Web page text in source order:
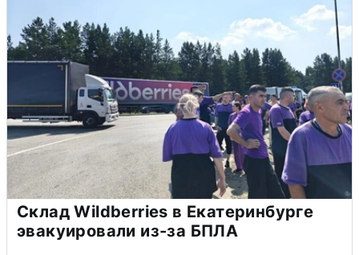
Склад Wildberries в Екатеринбурге
эвакуировали из-за БПЛА